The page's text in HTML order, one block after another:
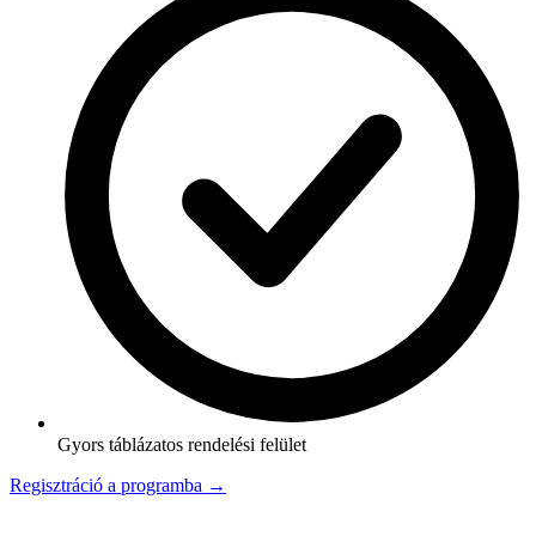
Gyors táblázatos rendelési felület
Regisztráció a programba →